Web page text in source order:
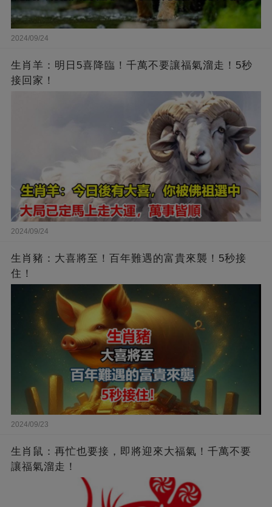
2024/09/24
生肖羊：明日5喜降臨！千萬不要讓福氣溜走！5秒
接回家！
2024/09/24
生肖豬：大喜將至！百年難遇的富貴來襲！5秒接
住！
2024/09/23
生肖鼠：再忙也要接，即將迎來大福氣！千萬不要
讓福氣溜走！